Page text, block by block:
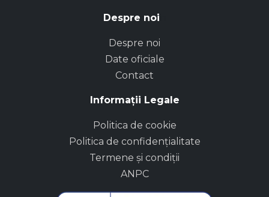
Despre noi
Despre noi
Date oficiale
Contact
Informații Legale
Politica de cookie
Politica de confidențialitate
Termene și condiții
ANPC